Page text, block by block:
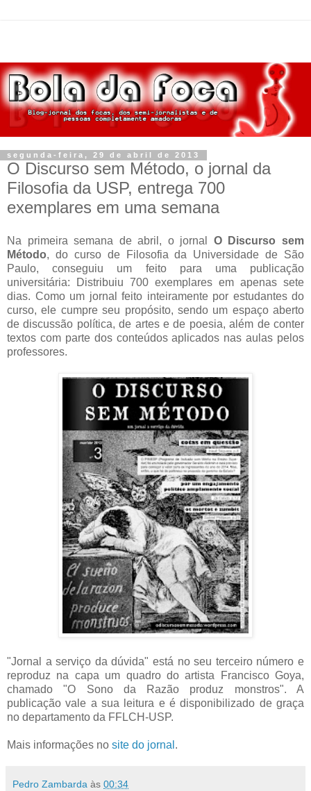
segunda-feira, 29 de abril de 2013
O Discurso sem Método, o jornal da
Filosofia da USP, entrega 700
exemplares em uma semana
Na primeira semana de abril, o jornal O Discurso sem
Método, do curso de Filosofia da Universidade de São
Paulo, conseguiu um feito para uma publicação
universitária: Distribuiu 700 exemplares em apenas sete
dias. Como um jornal feito inteiramente por estudantes do
curso, ele cumpre seu propósito, sendo um espaço aberto
de discussão política, de artes e de poesia, além de conter
textos com parte dos conteúdos aplicados nas aulas pelos
professores.
"Jornal a serviço da dúvida" está no seu terceiro número e
reproduz na capa um quadro do artista Francisco Goya,
chamado "O Sono da Razão produz monstros". A
publicação vale a sua leitura e é disponibilizado de graça
no departamento da FFLCH-USP.
Mais informações no site do jornal .
Pedro Zambarda às 00:34